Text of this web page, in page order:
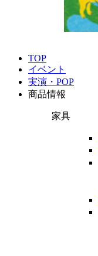
TOP
イベント
実演・POP
商品情報
家具